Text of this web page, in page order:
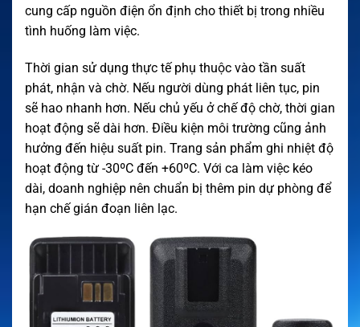
cung cấp nguồn điện ổn định cho thiết bị trong nhiều
tình huống làm việc.
Thời gian sử dụng thực tế phụ thuộc vào tần suất
phát, nhận và chờ. Nếu người dùng phát liên tục, pin
sẽ hao nhanh hơn. Nếu chủ yếu ở chế độ chờ, thời gian
hoạt động sẽ dài hơn. Điều kiện môi trường cũng ảnh
hưởng đến hiệu suất pin. Trang sản phẩm ghi nhiệt độ
hoạt động từ -30ºC đến +60ºC. Với ca làm việc kéo
dài, doanh nghiệp nên chuẩn bị thêm pin dự phòng để
hạn chế gián đoạn liên lạc.